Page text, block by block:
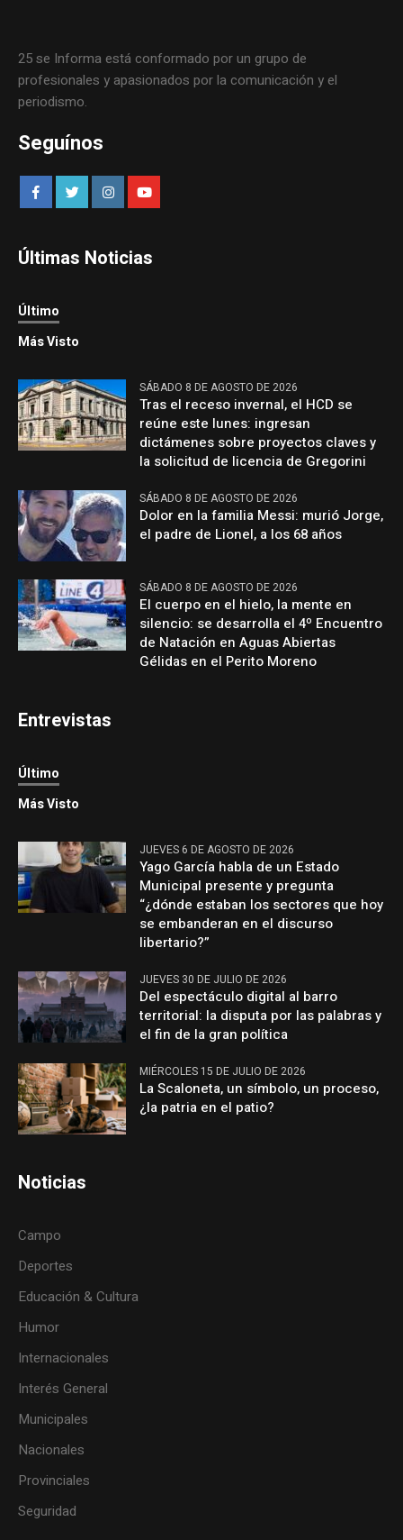
25 se Informa está conformado por un grupo de
profesionales y apasionados por la comunicación y el
periodismo.
Seguínos
Últimas Noticias
Último
Más Visto
SÁBADO 8 DE AGOSTO DE 2026
Tras el receso invernal, el HCD se
reúne este lunes: ingresan
dictámenes sobre proyectos claves y
la solicitud de licencia de Gregorini
SÁBADO 8 DE AGOSTO DE 2026
Dolor en la familia Messi: murió Jorge,
el padre de Lionel, a los 68 años
SÁBADO 8 DE AGOSTO DE 2026
El cuerpo en el hielo, la mente en
silencio: se desarrolla el 4º Encuentro
de Natación en Aguas Abiertas
Gélidas en el Perito Moreno
Entrevistas
Último
Más Visto
JUEVES 6 DE AGOSTO DE 2026
Yago García habla de un Estado
Municipal presente y pregunta
“¿dónde estaban los sectores que hoy
se embanderan en el discurso
libertario?”
JUEVES 30 DE JULIO DE 2026
Del espectáculo digital al barro
territorial: la disputa por las palabras y
el fin de la gran política
MIÉRCOLES 15 DE JULIO DE 2026
La Scaloneta, un símbolo, un proceso,
¿la patria en el patio?
Noticias
Campo
Deportes
Educación & Cultura
Humor
Internacionales
Interés General
Municipales
Nacionales
Provinciales
Seguridad